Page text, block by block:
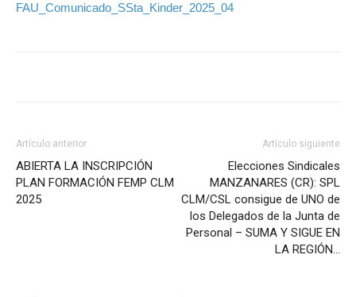
FAU_Comunicado_SSta_Kinder_2025_04
Artículo anterior
ABIERTA LA INSCRIPCIÓN
PLAN FORMACIÓN FEMP CLM
2025
Artículo siguiente
Elecciones Sindicales
MANZANARES (CR): SPL
CLM/CSL consigue de UNO de
los Delegados de la Junta de
Personal – SUMA Y SIGUE EN
LA REGIÓN…